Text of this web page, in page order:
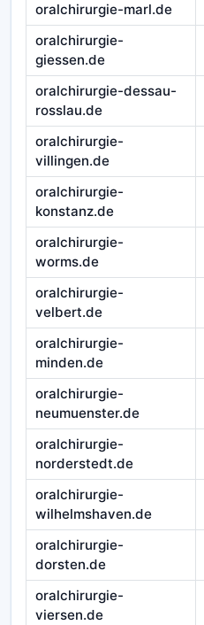
oralchirurgie-marl.de
oralchirurgie-
giessen.de
oralchirurgie-dessau-
rosslau.de
oralchirurgie-
villingen.de
oralchirurgie-
konstanz.de
oralchirurgie-
worms.de
oralchirurgie-
velbert.de
oralchirurgie-
minden.de
oralchirurgie-
neumuenster.de
oralchirurgie-
norderstedt.de
oralchirurgie-
wilhelmshaven.de
oralchirurgie-
dorsten.de
oralchirurgie-
viersen.de